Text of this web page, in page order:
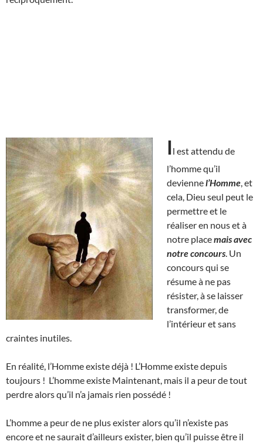
Il est attendu de
l’homme qu’il
deviennel’Homme , et
cela, Dieu seul peut le
permettre et le
réaliser en nous et à
notre placemais avec
notre concours . Un
concours qui se
résume à ne pas
résister, à se laisser
transformer, de
l’intérieur et sans
craintes inutiles.
En réalité, l’Homme existe déjà ! L’Homme existe depuis
toujours ! L’homme existe Maintenant, mais il a peur de tout
perdre alors qu’il n’a jamais rien possédé !
L’homme a peur de ne plus exister alors qu’il n’existe pas
encore et ne saurait d’ailleurs exister, bien qu’il puisse être il